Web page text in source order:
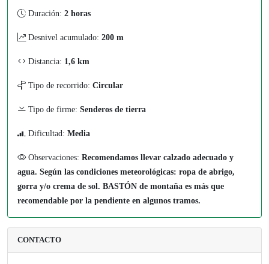
Duración: 2 horas
Desnivel acumulado: 200 m
Distancia: 1,6 km
Tipo de recorrido: Circular
Tipo de firme: Senderos de tierra
Dificultad: Media
Observaciones: Recomendamos llevar calzado adecuado y
agua. Según las condiciones meteorológicas: ropa de abrigo,
gorra y/o crema de sol. BASTÓN de montaña es más que
recomendable por la pendiente en algunos tramos.
CONTACTO